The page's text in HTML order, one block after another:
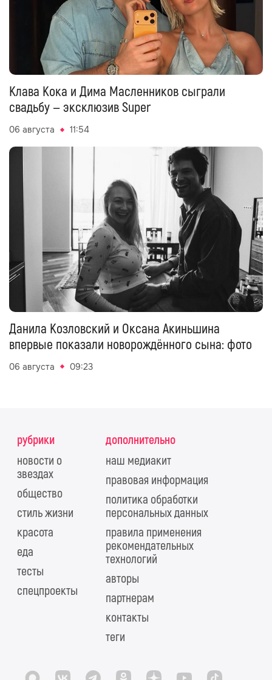
Клава Кока и Дима Масленников сыграли
свадьбу — эксклюзив Super
06 августа 11:54
Данила Козловский и Оксана Акиньшина
впервые показали новорождённого сына: фото
06 августа 09:23
рубрики
новости о
звездах
общество
стиль жизни
красота
еда
тесты
спецпроекты
дополнительно
наш медиакит
правовая информация
политика обработки
персональных данных
правила применения
рекомендательных
технологий
авторы
партнерам
контакты
теги